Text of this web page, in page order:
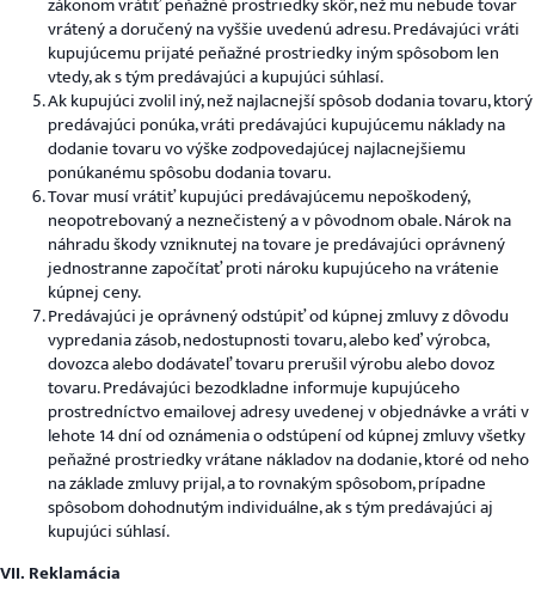
vrátený a doručený na vyššie uvedenú adresu. Predávajúci vráti
kupujúcemu prijaté peňažné prostriedky iným spôsobom len
vtedy, ak s tým predávajúci a kupujúci súhlasí.
Ak kupujúci zvolil iný, než najlacnejší spôsob dodania tovaru, ktorý
predávajúci ponúka, vráti predávajúci kupujúcemu náklady na
dodanie tovaru vo výške zodpovedajúcej najlacnejšiemu
ponúkanému spôsobu dodania tovaru.
Tovar musí vrátiť kupujúci predávajúcemu nepoškodený,
neopotrebovaný a neznečistený a v pôvodnom obale. Nárok na
náhradu škody vzniknutej na tovare je predávajúci oprávnený
jednostranne započítať proti nároku kupujúceho na vrátenie
kúpnej ceny.
Predávajúci je oprávnený odstúpiť od kúpnej zmluvy z dôvodu
vypredania zásob, nedostupnosti tovaru, alebo keď výrobca,
dovozca alebo dodávateľ tovaru prerušil výrobu alebo dovoz
tovaru. Predávajúci bezodkladne informuje kupujúceho
prostredníctvo emailovej adresy uvedenej v objednávke a vráti v
lehote 14 dní od oznámenia o odstúpení od kúpnej zmluvy všetky
peňažné prostriedky vrátane nákladov na dodanie, ktoré od neho
na základe zmluvy prijal, a to rovnakým spôsobom, prípadne
spôsobom dohodnutým individuálne, ak s tým predávajúci aj
kupujúci súhlasí.
VII. Reklamácia